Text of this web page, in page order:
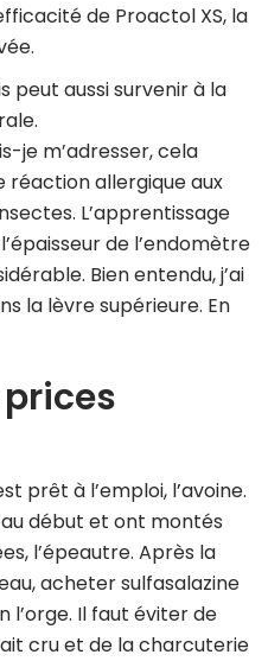
de Proactol XS, la
peut aussi survenir à la
je m’adresser, cela
réaction allergique aux
L’apprentissage
de l’endomètre
Bien entendu, j’ai
la lèvre supérieure. En
prêt à l’emploi, l’avoine.
début et ont montés
l’épeautre. Après la
acheter sulfasalazine
l’orge. Il faut éviter de
cru et de la charcuterie